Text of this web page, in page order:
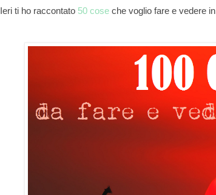
Ieri ti ho raccontato 50 cose che voglio fare e vedere